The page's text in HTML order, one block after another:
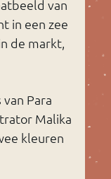
van
in een zee
de markt,
Para
Malika
kleuren